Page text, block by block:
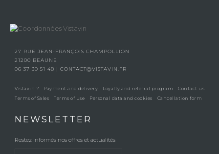
27 RUE JEAN-FRANÇOIS CHAMPOLLION
21200 BEAUNE
06 37 30 51 48 | CONTACT@VISTAVIN.FR
Vistavin ? Payment and delivery Loyalty and referral program
Contact us
Terms of Sales
Terms of use Personal data and cookies Cancellation form
NEWSLETTER
Restez informés nos offres et actualités